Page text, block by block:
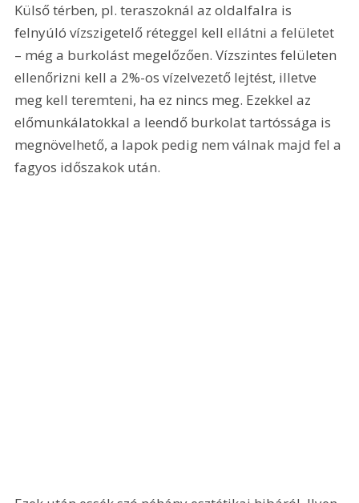
Külső térben, pl. teraszoknál az oldalfalra is
felnyúló vízszigetelő réteggel kell ellátni a felületet
– még a burkolást megelőzően. Vízszintes felületen
ellenőrizni kell a 2%-os vízelvezető lejtést, illetve
meg kell teremteni, ha ez nincs meg. Ezekkel az
előmunkálatokkal a leendő burkolat tartóssága is
megnövelhető, a lapok pedig nem válnak majd fel a
fagyos időszakok után.